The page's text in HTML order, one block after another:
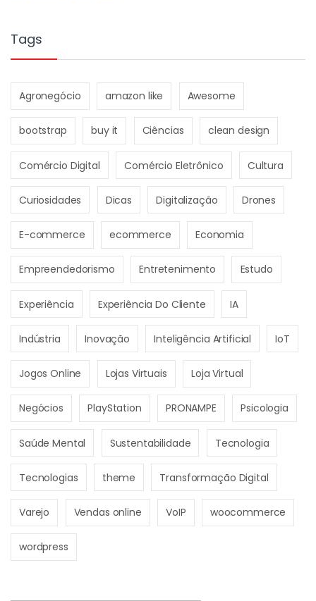
Tags
Agronegócio amazon like Awesome
bootstrap buy it Ciências clean design
Comércio Digital Comércio Eletrônico Cultura
Curiosidades Dicas Digitalização Drones
E-commerce ecommerce Economia
Empreendedorismo Entretenimento Estudo
Experiência Experiência Do Cliente IA
Indústria Inovação Inteligência Artificial IoT
Jogos Online Lojas Virtuais Loja Virtual
Negócios PlayStation PRONAMPE Psicologia
Saúde Mental Sustentabilidade Tecnologia
Tecnologias theme Transformação Digital
Varejo Vendas online VoIP woocommerce
wordpress